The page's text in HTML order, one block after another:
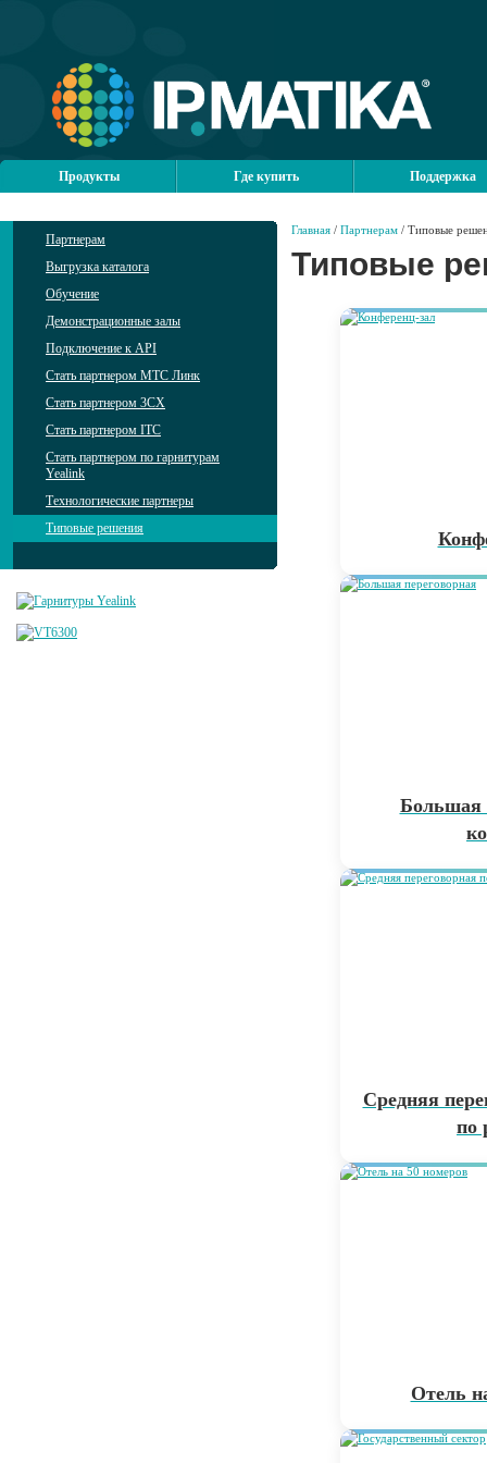
Продукты Где купить Поддержка
Партнерам
Выгрузка каталога
Обучение
Демонстрационные залы
Подключение к API
Стать партнером МТС Линк
Стать партнером 3CX
Стать партнером ITC
Стать партнером по гарнитурам
Yealink
Технологические партнеры
Типовые решения
Главная / Партнерам / Типовые
Типовые
Большая
Средняя
по
Отель